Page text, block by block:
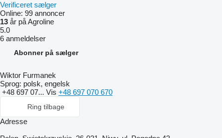
Verificeret sælger
Online: 99 annoncer
13 år på Agroline
5.0
6 anmeldelser
Abonner på sælger
Wiktor Furmanek
Sprog: polsk, engelsk
+48 697 07... Vis +48 697 070 670
Ring tilbage
Adresse